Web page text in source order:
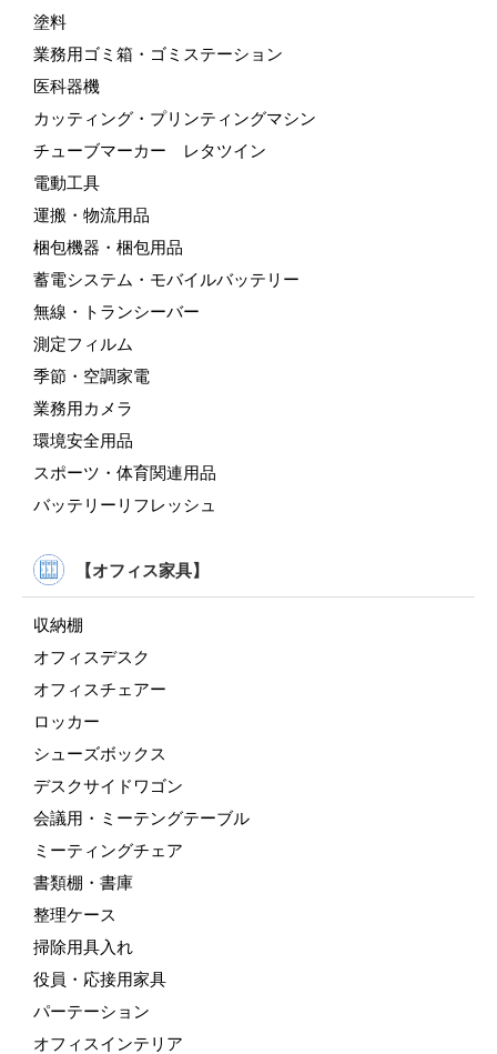
塗料
業務用ゴミ箱・ゴミステーション
医科器機
カッティング・プリンティングマシン
チューブマーカー レタツイン
電動工具
運搬・物流用品
梱包機器・梱包用品
蓄電システム・モバイルバッテリー
無線・トランシーバー
測定フィルム
季節・空調家電
業務用カメラ
環境安全用品
スポーツ・体育関連用品
バッテリーリフレッシュ
【オフィス家具】
収納棚
オフィスデスク
オフィスチェアー
ロッカー
シューズボックス
デスクサイドワゴン
会議用・ミーテングテーブル
ミーティングチェア
書類棚・書庫
整理ケース
掃除用具入れ
役員・応接用家具
パーテーション
オフィスインテリア